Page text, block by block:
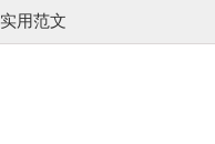
实用范文